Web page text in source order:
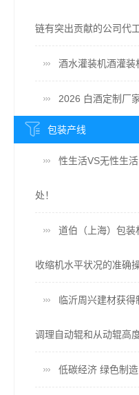
链有突出贡献的公司代
酒水灌装机酒灌装
2026 白酒定制厂
包装产线
性生活VS无性生
处！
道伯（上海）包装
收缩机水平状况的准确
临沂周兴建材获
调理自动辊和从动辊高
低碳经济 绿色制造